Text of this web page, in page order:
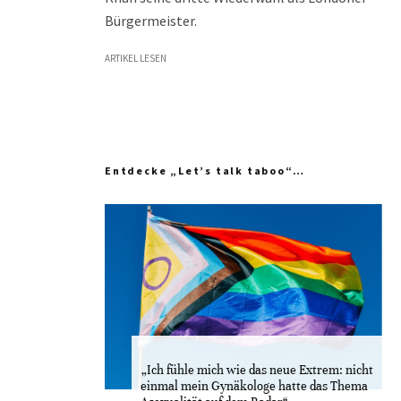
Bürgermeister.
ARTIKEL LESEN
Entdecke „Let’s talk taboo“…
„Ich fühle mich wie das neue Extrem: nicht
einmal mein Gynäkologe hatte das Thema